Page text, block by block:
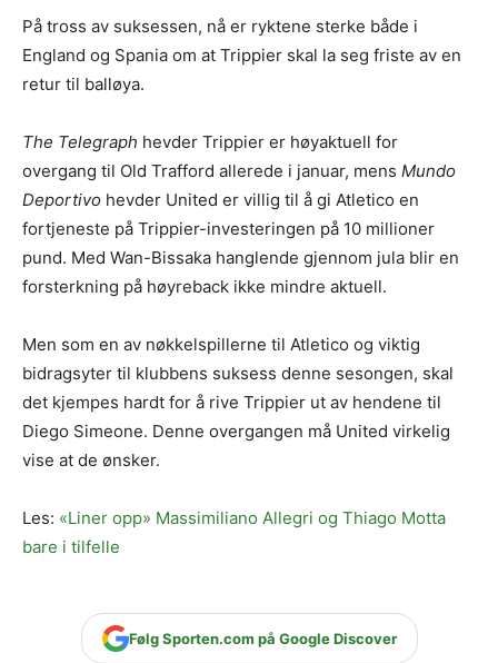
På tross av suksessen, nå er ryktene sterke både i
England og Spania om at Trippier skal la seg friste av en
retur til balløya.
The Telegraph hevder Trippier er høyaktuell for
overgang til Old Trafford allerede i januar, mens Mundo
Deportivo hevder United er villig til å gi Atletico en
fortjeneste på Trippier-investeringen på 10 millioner
pund. Med Wan-Bissaka hanglende gjennom jula blir en
forsterkning på høyreback ikke mindre aktuell.
Men som en av nøkkelspillerne til Atletico og viktig
bidragsyter til klubbens suksess denne sesongen, skal
det kjempes hardt for å rive Trippier ut av hendene til
Diego Simeone. Denne overgangen må United virkelig
vise at de ønsker.
Les: «Liner opp» Massimiliano Allegri og Thiago Motta
bare i tilfelle
Følg Sporten.com på Google Discover